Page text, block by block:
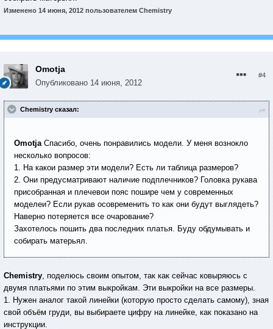
Изменено 14 июня, 2012 пользователем Chemistry
Omotja
Опубликовано 14 июня, 2012
#4
Chemistry сказал:
OmotjaСпасибо, очень понравились модели. У меня вознокло
несколько вопросов:
1. На какои размер эти модели? Есть ли таблица размеров?
2. Они предусматривают наличие подплечников? Головка рукава
присобранная и плечевои пояс пошире чем у современных
моделеи? Если рукав осовременить то как они будут выглядеть?
Наверно потеряется все очарование?
Захотелось пошить два последних платья. Буду обдумывать и
собирать матерьял.
Chemistry, поделюсь своим опытом, так как сейчас ковыряюсь с
двумя платьями по этим выкройкам. Эти выкройки на все размеры.
1. Нужен аналог такой линейки (которую просто сделать самому), зная
свой объём груди, вы выбираете цифру на линейке, как показано на
инструкции.